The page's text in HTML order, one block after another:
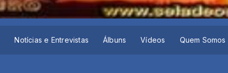
Notícias e Entrevistas Álbuns Vídeos Quem Somos